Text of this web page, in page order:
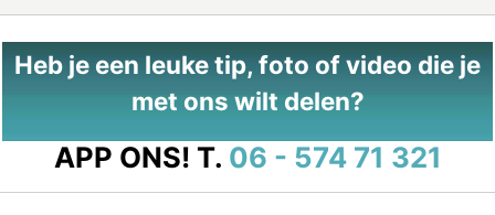
Heb je een leuke tip, foto of video die je
met ons wilt delen?
APP ONS! T. 06 - 574 71 321